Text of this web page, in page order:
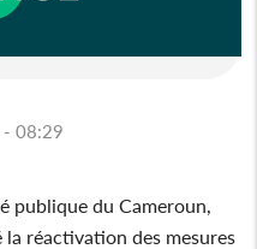
- 08:29
publique du Cameroun,
réactivation des mesures